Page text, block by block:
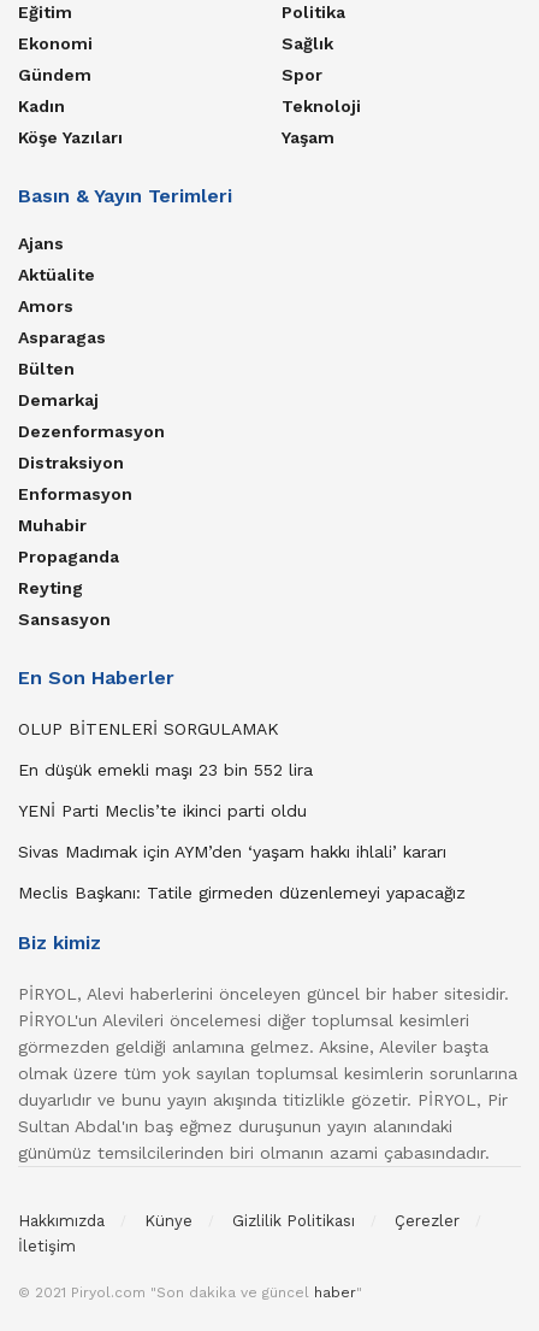
Eğitim
Ekonomi
Gündem
Kadın
Köşe Yazıları
Politika
Sağlık
Spor
Teknoloji
Yaşam
Basın & Yayın Terimleri
Ajans
Aktüalite
Amors
Asparagas
Bülten
Demarkaj
Dezenformasyon
Distraksiyon
Enformasyon
Muhabir
Propaganda
Reyting
Sansasyon
En Son Haberler
OLUP BİTENLERİ SORGULAMAK
En düşük emekli maşı 23 bin 552 lira
YENİ Parti Meclis’te ikinci parti oldu
Sivas Madımak için AYM’den ‘yaşam hakkı ihlali’ kararı
Meclis Başkanı: Tatile girmeden düzenlemeyi yapacağız
Biz kimiz
PİRYOL, Alevi haberlerini önceleyen güncel bir haber sitesidir.
PİRYOL'un Alevileri öncelemesi diğer toplumsal kesimleri
görmezden geldiği anlamına gelmez. Aksine, Aleviler başta
olmak üzere tüm yok sayılan toplumsal kesimlerin sorunlarına
duyarlıdır ve bunu yayın akışında titizlikle gözetir. PİRYOL, Pir
Sultan Abdal'ın baş eğmez duruşunun yayın alanındaki
günümüz temsilcilerinden biri olmanın azami çabasındadır.
Hakkımızda Künye Gizlilik Politikası
Çerezler
İletişim
© 2021 Piryol.com "Son dakika ve güncel haber"